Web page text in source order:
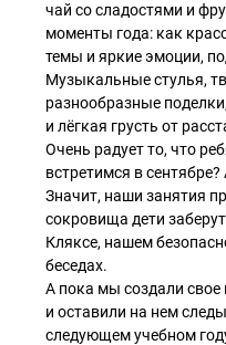
чай со сладостями и
моменты года: как
темы и яркие эмоции,
Музыкальные стулья,
разнообразные
и лёгкая грусть от
Очень радует то, что
встретимся в
Значит, наши занятия
сокровища дети
Кляксе, нашем
беседах.
А пока мы создали свое
и оставили на нем
следующем учебном